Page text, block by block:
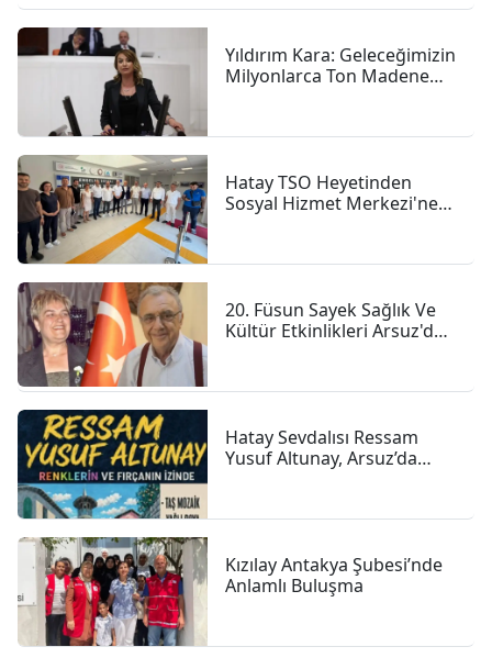
Yıldırım Kara: Geleceğimizin
Milyonlarca Ton Madene
Hatay TSO Heyetinden
Sosyal Hizmet Merkezi'ne
20. Füsun Sayek Sağlık Ve
Kültür Etkinlikleri Arsuz'da
Hatay Sevdalısı Ressam
Yusuf Altunay, Arsuz’da
Kızılay Antakya Şubesi’nde
Anlamlı Buluşma